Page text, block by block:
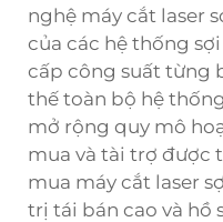
nghệ máy cắt laser
của các hệ thống
cấp công suất từng
thế toàn bộ hệ
mở rộng quy mô
mua và tài trợ được
mua máy cắt laser
trị tái bán cao và hồ